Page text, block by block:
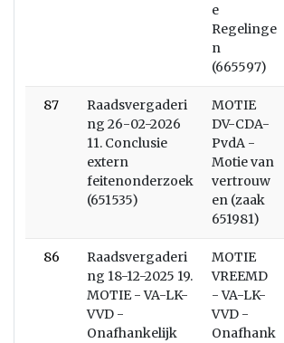
e
Regelinge
n
(665597)
87
Raadsvergaderi
ng 26-02-2026
11. Conclusie
extern
feitenonderzoek
(651535)
MOTIE
DV-CDA-
PvdA -
Motie van
vertrouw
en (zaak
651981)
86
Raadsvergaderi
ng 18-12-2025 19.
MOTIE - VA-LK-
VVD -
Onafhankelijk
MOTIE
VREEMD
- VA-LK-
VVD -
Onafhank